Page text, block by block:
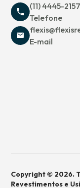
(11) 4445-2157
Telefone
E-mail
Copyright © 2026.
Revestimentos e